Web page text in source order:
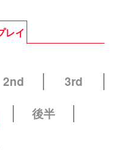
レイ
2nd
3rd
後半